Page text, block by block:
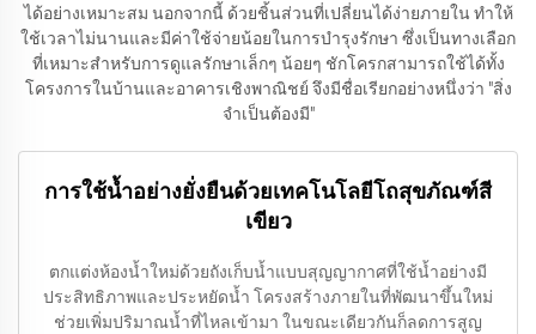
ได้อย่างเหมาะสม นอกจากนี้ ด้วยชิ้นส่วนที่เปลี่ยนได้ง่ายภายใน ทำให้
ใช้เวลาไม่นานและมีค่าใช้จ่ายน้อยในการบำรุงรักษา ซึ่งเป็นทางเลือก
ที่เหมาะสำหรับการดูแลรักษาเล็กๆ น้อยๆ ชักโครกสามารถใช้ได้ทั้ง
โครงการในบ้านและอาคารเชิงพาณิชย์ จึงมีชื่อเรียกอย่างหนึ่งว่า "สิ่ง
จำเป็นต้องมี"
การใช้น้ำอย่างยั่งยืนด้วยเทคโนโลยีโถสุขภัณฑ์สี
เขียว
ตกแต่งห้องน้ำใหม่ด้วยถังเก็บน้ำแบบสุญญากาศที่ใช้น้ำอย่างมี
ประสิทธิภาพและประหยัดน้ำ โครงสร้างภายในที่พัฒนาขึ้นใหม่
ช่วยเพิ่มปริมาณน้ำที่ไหลเข้ามา ในขณะเดียวกันก็ลดการสูญ